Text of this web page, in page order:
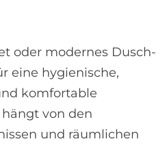
oder modernes Dusch-
eine hygienische,
komfortable
von den
und räumlichen